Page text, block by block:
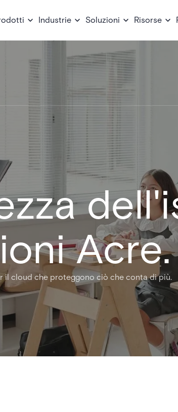
Industrie Soluzioni Risorse
Acre.
il cloud che proteggono ciò che conta di più.